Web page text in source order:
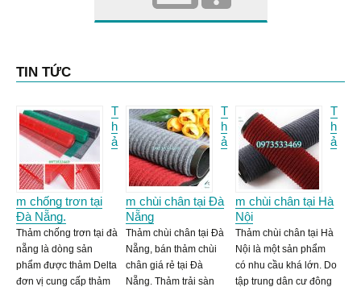
TIN TỨC
T
h
ả
m chống trơn tại
Đà Nẵng.
Thảm chống trơn tại đà
nẵng là dòng sản
phẩm được thảm Delta
đơn vị cung cấp thảm
T
h
ả
m chùi chân tại Đà
Nẵng
Thảm chùi chân tại Đà
Nẵng, bán thảm chùi
chân giá rẻ tại Đà
Nẵng. Thảm trải sàn
T
h
ả
m chùi chân tại Hà
Nội
Thảm chùi chân tại Hà
Nội là một sản phẩm
có nhu cầu khá lớn. Do
tập trung dân cư đông